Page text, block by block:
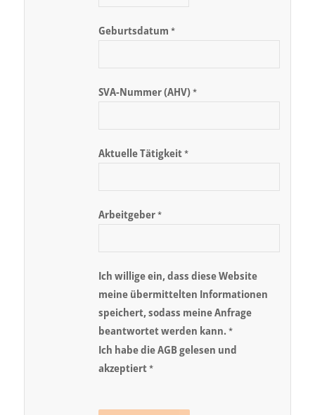
Geburtsdatum *
SVA-Nummer (AHV)*
Aktuelle Tätigkeit*
Arbeitgeber*
Ich willige ein, dass diese Website
meine übermittelten Informationen
speichert, sodass meine Anfrage
beantwortet werden kann.*
Ich habe die AGB gelesen und
akzeptiert*